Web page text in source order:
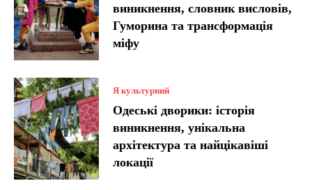
виникнення, словник висловів,
Гуморина та трансформація
міфу
Я культурний
Одеські дворики: історія
виникнення, унікальна
архітектура та найцікавіші
локації